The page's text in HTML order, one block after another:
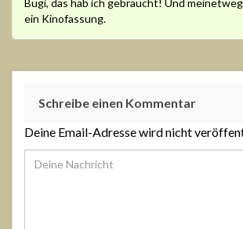
Bugi, das hab ich gebraucht! Und
ein Kinofassung.
Schreibe einen Kommentar
Deine Email-Adresse wird nicht